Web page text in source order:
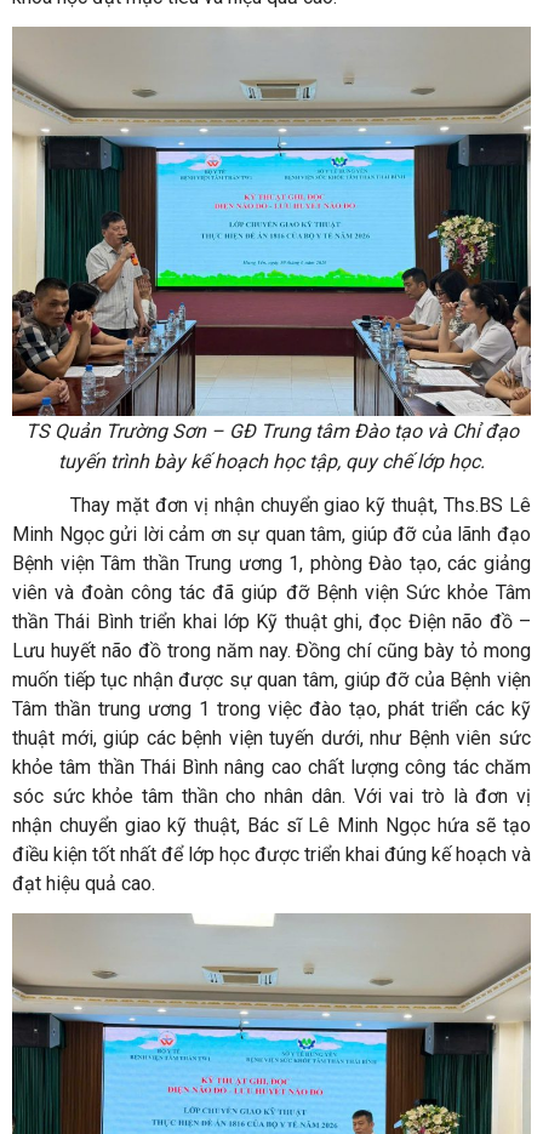
TS Quản Trường Sơn – GĐ Trung tâm Đào tạo và Chỉ đạo
tuyến trình bày kế hoạch học tập, quy chế lớp học.
Thay mặt đơn vị nhận chuyển giao kỹ thuật, Ths.BS Lê
Minh Ngọc gửi lời cảm ơn sự quan tâm, giúp đỡ của lãnh đạo
Bệnh viện Tâm thần Trung ương 1, phòng Đào tạo, các giảng
viên và đoàn công tác đã giúp đỡ Bệnh viện Sức khỏe Tâm
thần Thái Bình triển khai lớp Kỹ thuật ghi, đọc Điện não đồ –
Lưu huyết não đồ trong năm nay. Đồng chí cũng bày tỏ mong
muốn tiếp tục nhận được sự quan tâm, giúp đỡ của Bệnh viện
Tâm thần trung ương 1 trong việc đào tạo, phát triển các kỹ
thuật mới, giúp các bệnh viện tuyến dưới, như Bệnh viên sức
khỏe tâm thần Thái Bình nâng cao chất lượng công tác chăm
sóc sức khỏe tâm thần cho nhân dân. Với vai trò là đơn vị
nhận chuyển giao kỹ thuật, Bác sĩ Lê Minh Ngọc hứa sẽ tạo
điều kiện tốt nhất để lớp học được triển khai đúng kế hoạch và
đạt hiệu quả cao.